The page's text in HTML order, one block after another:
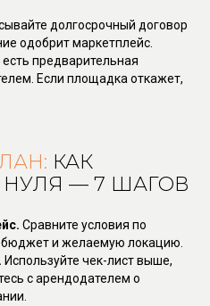
долгосрочный договор
одобрит маркетплейс.
есть предварительная
Если площадка откажет,
КАК
— 7 ШАГОВ
Сравните условия по
и желаемую локацию.
Используйте чек-лист выше,
с арендодателем о